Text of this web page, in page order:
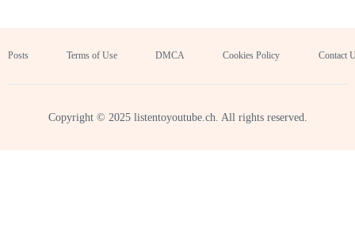
Posts Terms of Use DMCA Cookies Policy Contact
Copyright © 2025 listentoyoutube.ch. All rights reserved.